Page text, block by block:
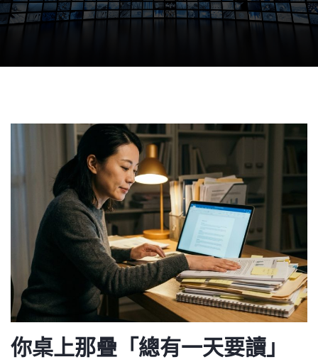
你桌上那疊「總有一天要讀」